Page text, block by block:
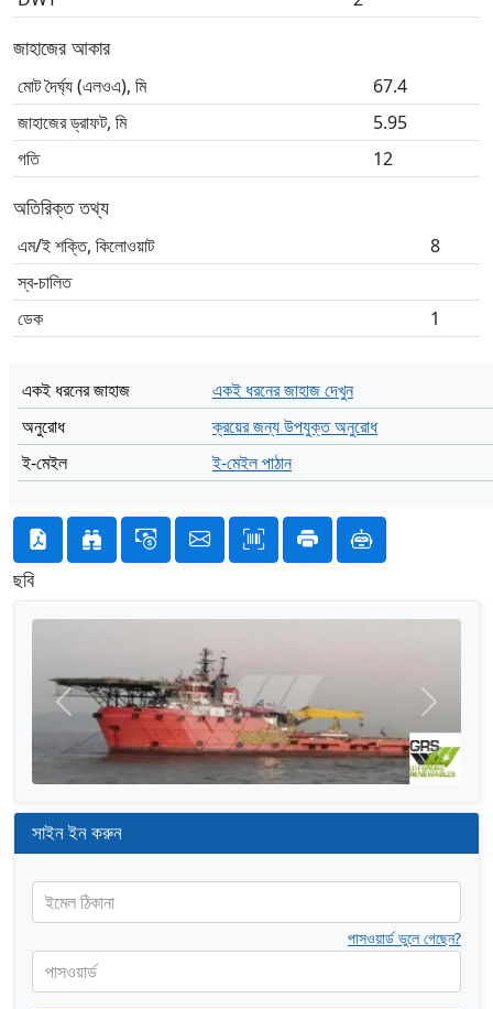
জাহাজের আকার
মোট দৈর্ঘ্য (এলওএ), মি
67.4
জাহাজের ড্রাফট, মি
5.95
গতি
12
অতিরিক্ত তথ্য
এম/ই শক্তি, কিলোওয়াট
8
স্ব-চালিত
ডেক
1
একই ধরনের জাহাজ
একই ধরনের জাহাজ দেখুন
অনুরোধ
ক্রয়ের জন্য উপযুক্ত অনুরোধ
ই-মেইল
ই-মেইল পাঠান
ছবি
আগের পরের
সাইন ইন করুন
ইমেল ঠিকানা
পাসওয়ার্ড
পাসওয়ার্ড ভুলে গেছেন?